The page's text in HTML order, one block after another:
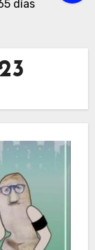
días